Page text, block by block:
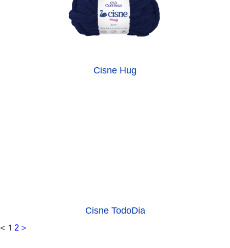
Cisne Hug
Cisne TodoDia
< 1 2 >